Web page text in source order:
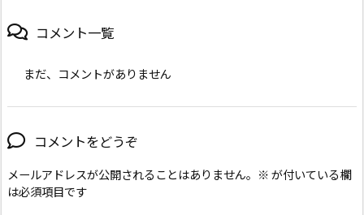
コメント一覧
まだ、コメントがありません
コメントをどうぞ
メールアドレスが公開されることはありません。 ※が付いている欄
は必須項目です